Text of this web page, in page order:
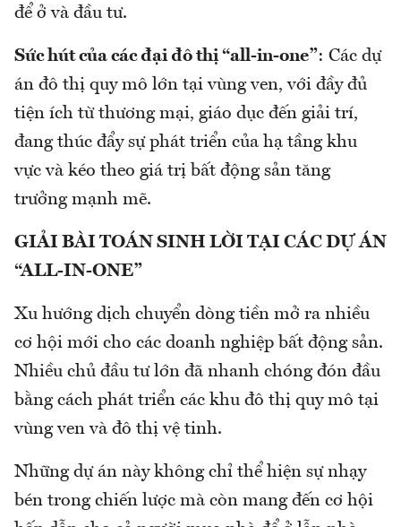
để ở và đầu tư.
Sức hút của các đại đô thị “all-in-one”: Các dự
án đô thị quy mô lớn tại vùng ven, với đầy đủ
tiện ích từ thương mại, giáo dục đến giải trí,
đang thúc đẩy sự phát triển của hạ tầng khu
vực và kéo theo giá trị bất động sản tăng
trưởng mạnh mẽ.
GIẢI BÀI TOÁN SINH LỜI TẠI CÁC DỰ ÁN
“ALL-IN-ONE”
Xu hướng dịch chuyển dòng tiền mở ra nhiều
cơ hội mới cho các doanh nghiệp bất động sản.
Nhiều chủ đầu tư lớn đã nhanh chóng đón đầu
bằng cách phát triển các khu đô thị quy mô tại
vùng ven và đô thị vệ tinh.
Những dự án này không chỉ thể hiện sự nhạy
bén trong chiến lược mà còn mang đến cơ hội